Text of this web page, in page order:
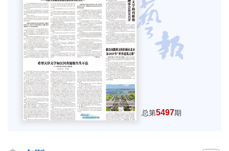
总第5497期